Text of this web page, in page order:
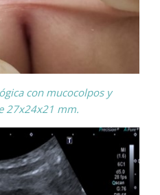
con mucocolpos y
27x24x21 mm.